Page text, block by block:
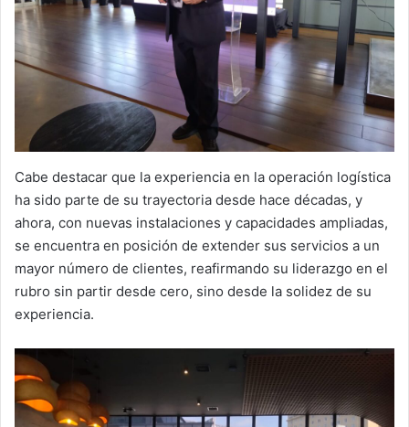
Cabe destacar que la experiencia en la operación logística
ha sido parte de su trayectoria desde hace décadas, y
ahora, con nuevas instalaciones y capacidades ampliadas,
se encuentra en posición de extender sus servicios a un
mayor número de clientes, reafirmando su liderazgo en el
rubro sin partir desde cero, sino desde la solidez de su
experiencia.